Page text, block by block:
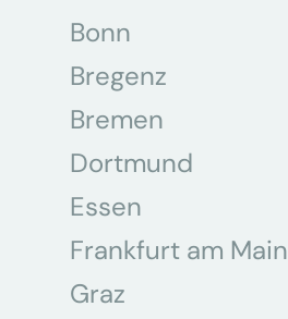
Bonn
Bregenz
Bremen
Dortmund
Essen
Frankfurt am Main
Graz